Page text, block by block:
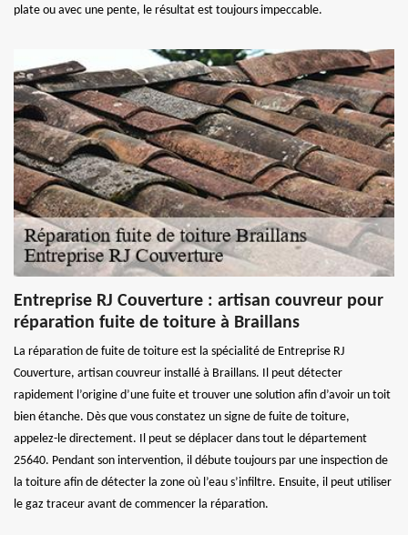
plate ou avec une pente, le résultat est toujours impeccable.
Entreprise RJ Couverture : artisan couvreur pour
réparation fuite de toiture à Braillans
La réparation de fuite de toiture est la spécialité de Entreprise RJ
Couverture, artisan couvreur installé à Braillans. Il peut détecter
rapidement l’origine d’une fuite et trouver une solution afin d’avoir un toit
bien étanche. Dès que vous constatez un signe de fuite de toiture,
appelez-le directement. Il peut se déplacer dans tout le département
25640. Pendant son intervention, il débute toujours par une inspection de
la toiture afin de détecter la zone où l’eau s’infiltre. Ensuite, il peut utiliser
le gaz traceur avant de commencer la réparation.